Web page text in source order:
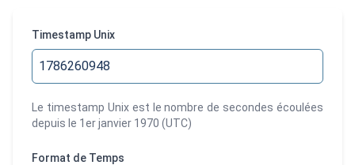
Timestamp Unix
Le timestamp Unix est le nombre de secondes écoulées
depuis le 1er janvier 1970 (UTC)
Format de Temps